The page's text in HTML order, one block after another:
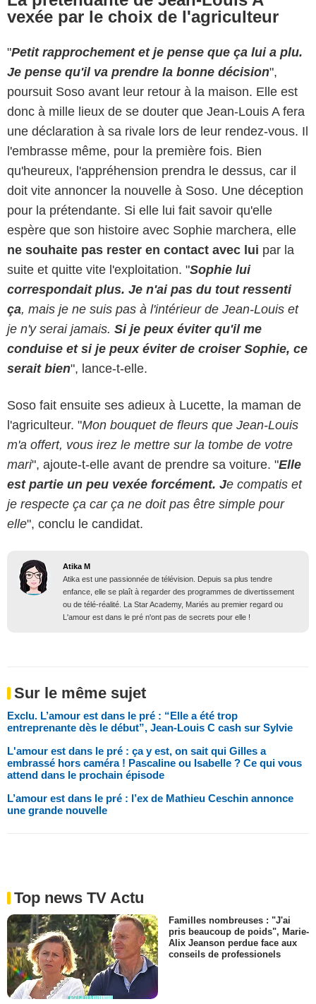
vexée par le choix de l'agriculteur
"Petit rapprochement et je pense que ça lui a plu.
Je pense qu'il va prendre la bonne décision",
poursuit Soso avant leur retour à la maison. Elle est
donc à mille lieux de se douter que Jean-Louis A fera
une déclaration à sa rivale lors de leur rendez-vous. Il
l'embrasse même, pour la première fois. Bien
qu'heureux, l'appréhension prendra le dessus, car il
doit vite annoncer la nouvelle à Soso. Une déception
pour la prétendante. Si elle lui fait savoir qu'elle
espère que son histoire avec Sophie marchera, elle
ne souhaite pas rester en contact avec lui par la
suite et quitte vite l'exploitation. "Sophie lui
correspondait plus. Je n'ai pas du tout ressenti
ça, mais je ne suis pas à l'intérieur de Jean-Louis et
je n'y serai jamais. Si je peux éviter qu'il me
conduise et si je peux éviter de croiser Sophie, ce
serait bien", lance-t-elle.
Soso fait ensuite ses adieux à Lucette, la maman de
l'agriculteur. "Mon bouquet de fleurs que Jean-Louis
m'a offert, vous irez le mettre sur la tombe de votre
mari", ajoute-t-elle avant de prendre sa voiture. "Elle
est partie un peu vexée forcément. Je compatis et
je respecte ça car ça ne doit pas être simple pour
elle", conclu le candidat.
Atika M
Atika est une passionnée de télévision. Depuis sa plus tendre
enfance, elle se plaît à regarder des programmes de divertissement
ou de télé-réalité. La Star Academy, Mariés au premier regard ou
L'amour est dans le pré n'ont pas de secrets pour elle !
Sur le même sujet
Exclu. L’amour est dans le pré : “Elle a été trop
entreprenante dès le début”, Jean-Louis C cash sur Sylvie
L'amour est dans le pré : ça y est, on sait qui Gilles a
embrassé hors caméra ! Pascaline ou Isabelle ? Ce qui vous
attend dans le prochain épisode
L’amour est dans le pré : l’ex de Mathieu Ceschin annonce
une grande nouvelle
Top news TV Actu
Familles nombreuses : "J'ai
pris beaucoup de poids", Marie-
Alix Jeanson perdue face aux
conseils de professionels